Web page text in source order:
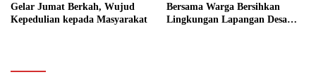
Gelar Jumat Berkah, Wujud
Kepedulian kepada Masyarakat
Bersama Warga Bersihkan
Lingkungan Lapangan Desa